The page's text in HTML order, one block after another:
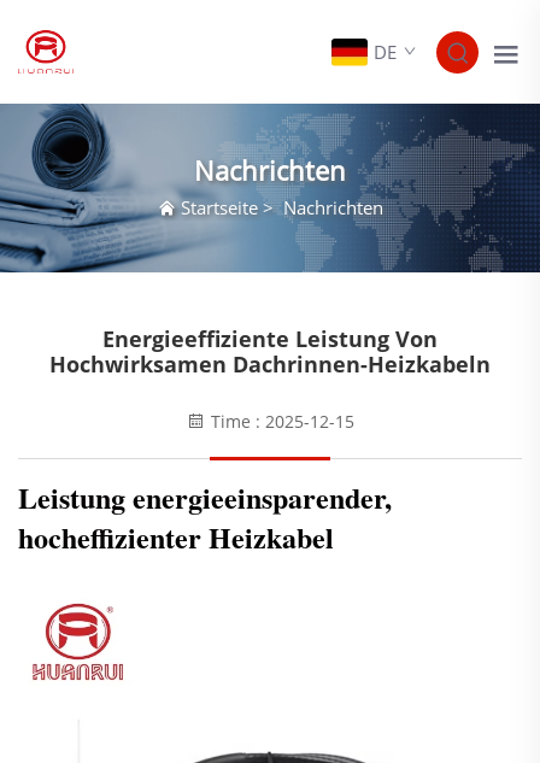
DE
Nachrichten
Startseite>Nachrichten
Energieeffiziente Leistung Von
Hochwirksamen Dachrinnen-Heizkabeln
Time : 2025-12-15
Leistung energieeinsparender,
hocheffizienter Heizkabel